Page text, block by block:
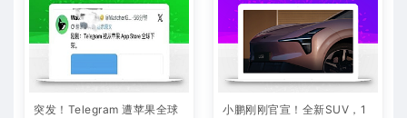
突发！Telegram 遭苹果全球
小鹏刚刚官宣！全新SUV，1